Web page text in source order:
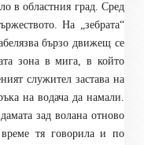
в областния град. Сред
На „зебрата“
бързо движещ се
зона в мига, в който
служител застава на
на водача да намали.
зад волана отново
тя говорила и по